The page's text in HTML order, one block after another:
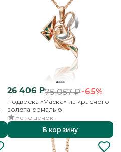
26 406₽75 057₽-65%
Подвеска «Маска» из красного
золота с эмалью
Нет оценок
В корзину